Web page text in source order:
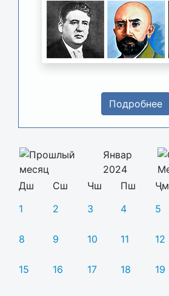
Подробнее
Январ
2024
Дш
Сш Чш Пш Ҷм
1
2 3 4 5
8 9 10 11 12
15 16 17 18 19